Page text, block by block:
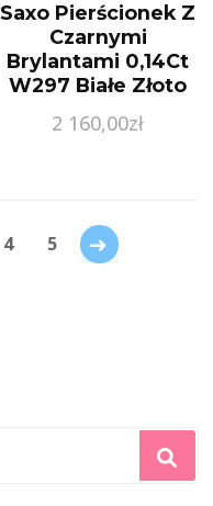
Saxo Pierścionek Z
Czarnymi
Brylantami 0,14Ct
W297 Białe Złoto
W298B014C
2 160,00zł
4 5